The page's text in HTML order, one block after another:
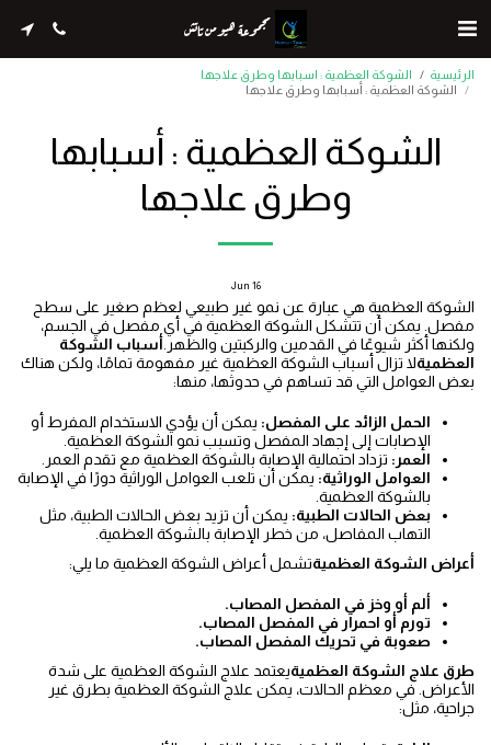
مجموعة هيومن تاتش
الرئيسية
الشوكة العظمية : اسبابها وطرق علاجها
الشوكة العظمية : أسبابها وطرق علاجها
الشوكة العظمية : أسبابها
وطرق علاجها
16
Jun
الشوكة العظمية هي عبارة عن نمو غير طبيعي لعظم صغير على سطح
مفصل. يمكن أن تتشكل الشوكة العظمية في أي مفصل في الجسم،
ولكنها أكثر شيوعًا في القدمين والركبتين والظهر. أسباب الشوكة
العظميةلا تزال أسباب الشوكة العظمية غير مفهومة تمامًا، ولكن هناك
بعض العوامل التي قد تساهم في حدوثها، منها:
الحمل الزائد على المفصل: يمكن أن يؤدي الاستخدام المفرط أو
الإصابات إلى إجهاد المفصل وتسبب نمو الشوكة العظمية.
العمر: تزداد احتمالية الإصابة بالشوكة العظمية مع تقدم العمر.
العوامل الوراثية: يمكن أن تلعب العوامل الوراثية دورًا في الإصابة
بالشوكة العظمية.
بعض الحالات الطبية: يمكن أن تزيد بعض الحالات الطبية، مثل
التهاب المفاصل، من خطر الإصابة بالشوكة العظمية.
أعراض الشوكة العظميةتشمل أعراض الشوكة العظمية ما يلي:
ألم أو وخز في المفصل المصاب.
تورم أو احمرار في المفصل المصاب.
صعوبة في تحريك المفصل المصاب.
طرق علاج الشوكة العظميةيعتمد علاج الشوكة العظمية على شدة
الأعراض. في معظم الحالات، يمكن علاج الشوكة العظمية بطرق غير
جراحية، مثل: